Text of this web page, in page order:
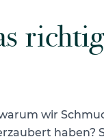
wir
haben?